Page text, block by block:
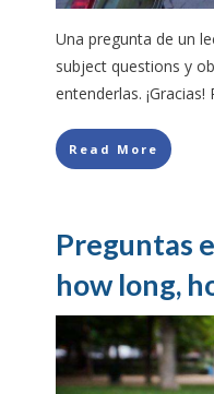
Una pregunta de un
subject questions y
entenderlas.
Read More
Preguntas
how long,